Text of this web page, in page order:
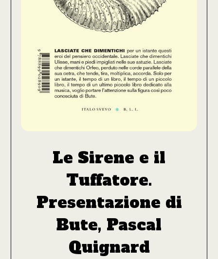
Le Sirene e il
Tuffatore.
Presentazione di
Bute, Pascal
Quignard